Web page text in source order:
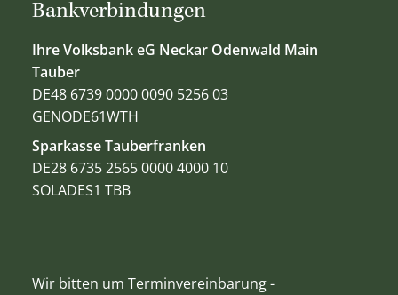
Bankverbindungen
Ihre Volksbank eG Neckar Odenwald Main
Tauber
DE48 6739 0000 0090 5256 03
GENODE61WTH
Sparkasse Tauberfranken
DE28 6735 2565 0000 4000 10
SOLADES1 TBB
Wir bitten um Terminvereinbarung -